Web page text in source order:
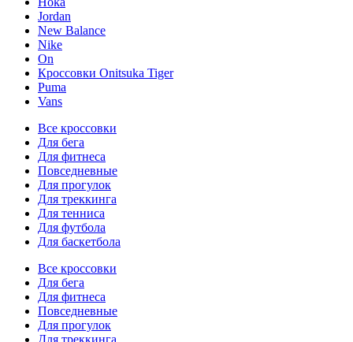
Jordan
New Balance
Nike
On
Кроссовки Onitsuka Tiger
Puma
Vans
Все кроссовки
Для бега
Для фитнеса
Повседневные
Для прогулок
Для треккинга
Для тенниса
Для футбола
Для баскетбола
Все кроссовки
Для бега
Для фитнеса
Повседневные
Для прогулок
Для треккинга